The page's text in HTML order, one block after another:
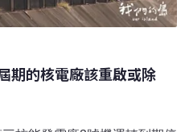
史最高2677TWh，但2024年
期的核電廠該重啟或除